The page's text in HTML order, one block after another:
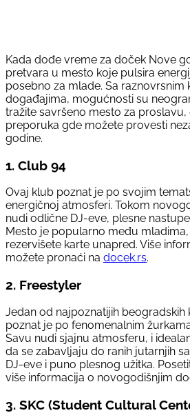
Kada dođe vreme za doček Nove
pretvara u mesto koje pulsira
posebno za mlade. Sa
događajima, mogućnosti su
tražite savršeno mesto za proslavu,
preporuka gde možete provesti
godine.
1. Club 94
Ovaj klub poznat je po svojim
energičnoj atmosferi. Tokom
nudi odlične DJ-eve, plesne
Mesto je popularno među
rezervišete karte unapred. Više
možete pronaći na docek.rs.
2. Freestyler
Jedan od najpoznatijih beogradskih
poznat je po fenomenalnim
Savu nudi sjajnu atmosferu, i
da se zabavljaju do ranih jutarnjih
DJ-eve i puno plesnog užitka.
više informacija o novogodišnjim
3. SKC (Student Cultural